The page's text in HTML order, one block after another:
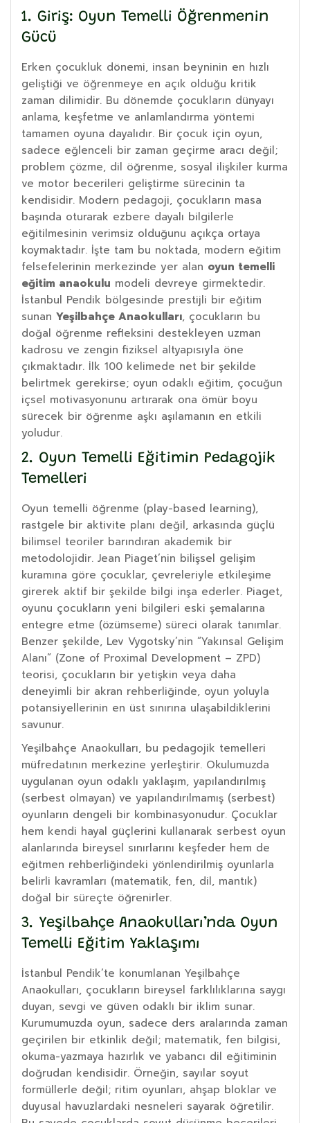
1. Giriş: Oyun Temelli Öğrenmenin
Gücü
Erken çocukluk dönemi, insan beyninin en hızlı
geliştiği ve öğrenmeye en açık olduğu kritik
zaman dilimidir. Bu dönemde çocukların dünyayı
anlama, keşfetme ve anlamlandırma yöntemi
tamamen oyuna dayalıdır. Bir çocuk için oyun,
sadece eğlenceli bir zaman geçirme aracı değil;
problem çözme, dil öğrenme, sosyal ilişkiler kurma
ve motor becerileri geliştirme sürecinin ta
kendisidir. Modern pedagoji, çocukların masa
başında oturarak ezbere dayalı bilgilerle
eğitilmesinin verimsiz olduğunu açıkça ortaya
koymaktadır. İşte tam bu noktada, modern eğitim
felsefelerinin merkezinde yer alan oyun temelli
eğitim anaokulu modeli devreye girmektedir.
İstanbul Pendik bölgesinde prestijli bir eğitim
sunan Yeşilbahçe Anaokulları, çocukların bu
doğal öğrenme refleksini destekleyen uzman
kadrosu ve zengin fiziksel altyapısıyla öne
çıkmaktadır. İlk 100 kelimede net bir şekilde
belirtmek gerekirse; oyun odaklı eğitim, çocuğun
içsel motivasyonunu artırarak ona ömür boyu
sürecek bir öğrenme aşkı aşılamanın en etkili
yoludur.
2. Oyun Temelli Eğitimin Pedagojik
Temelleri
Oyun temelli öğrenme (play-based learning),
rastgele bir aktivite planı değil, arkasında güçlü
bilimsel teoriler barındıran akademik bir
metodolojidir. Jean Piaget’nin bilişsel gelişim
kuramına göre çocuklar, çevreleriyle etkileşime
girerek aktif bir şekilde bilgi inşa ederler. Piaget,
oyunu çocukların yeni bilgileri eski şemalarına
entegre etme (özümseme) süreci olarak tanımlar.
Benzer şekilde, Lev Vygotsky’nin “Yakınsal Gelişim
Alanı” (Zone of Proximal Development – ZPD)
teorisi, çocukların bir yetişkin veya daha
deneyimli bir akran rehberliğinde, oyun yoluyla
potansiyellerinin en üst sınırına ulaşabildiklerini
savunur.
Yeşilbahçe Anaokulları, bu pedagojik temelleri
müfredatının merkezine yerleştirir. Okulumuzda
uygulanan oyun odaklı yaklaşım, yapılandırılmış
(serbest olmayan) ve yapılandırılmamış (serbest)
oyunların dengeli bir kombinasyonudur. Çocuklar
hem kendi hayal güçlerini kullanarak serbest oyun
alanlarında bireysel sınırlarını keşfeder hem de
eğitmen rehberliğindeki yönlendirilmiş oyunlarla
belirli kavramları (matematik, fen, dil, mantık)
doğal bir süreçte öğrenirler.
3. Yeşilbahçe Anaokulları’nda Oyun
Temelli Eğitim Yaklaşımı
İstanbul Pendik’te konumlanan Yeşilbahçe
Anaokulları, çocukların bireysel farklılıklarına saygı
duyan, sevgi ve güven odaklı bir iklim sunar.
Kurumumuzda oyun, sadece ders aralarında zaman
geçirilen bir etkinlik değil; matematik, fen bilgisi,
okuma-yazmaya hazırlık ve yabancı dil eğitiminin
doğrudan kendisidir. Örneğin, sayılar soyut
formüllerle değil; ritim oyunları, ahşap bloklar ve
duyusal havuzlardaki nesneleri sayarak öğretilir.